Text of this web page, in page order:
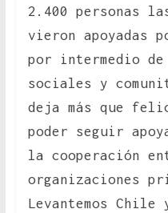
2.400 personas
vieron apoyadas
por intermedio de
sociales y
deja más que
poder seguir
la cooperación
organizaciones
Levantemos Chile